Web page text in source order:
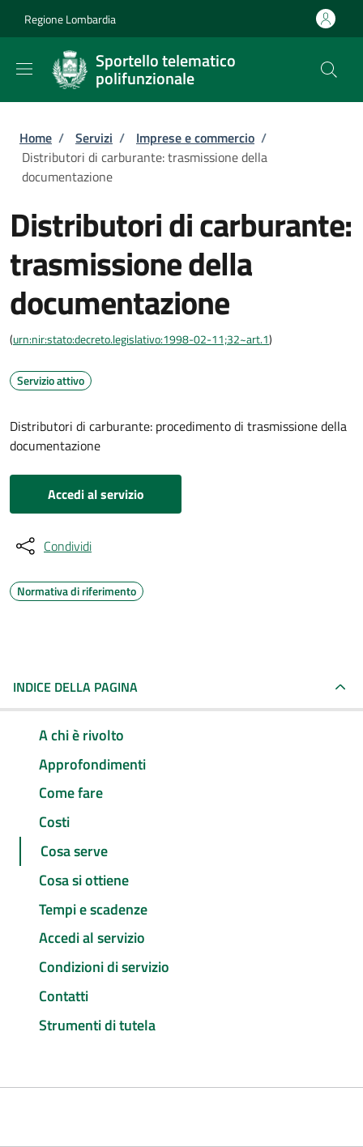
Regione Lombardia
Sportello telematico
polifunzionale
Briciole di pane
Home / Servizi / Imprese e commercio /
Distributori di carburante: trasmissione della
documentazione
Distributori di carburante:
trasmissione della
documentazione
(urn:nir:stato:decreto.legislativo:1998-02-11;32~art.1)
Servizio attivo
Distributori di carburante: procedimento di trasmissione della
documentazione
Accedi al servizio
Condividi
Normativa di riferimento
INDICE DELLA PAGINA
A chi è rivolto
Approfondimenti
Come fare
Costi
Cosa serve
Cosa si ottiene
Tempi e scadenze
Accedi al servizio
Condizioni di servizio
Contatti
Strumenti di tutela